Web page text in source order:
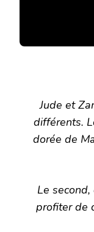
Jude et
différents.
dorée de
Le
profiter de